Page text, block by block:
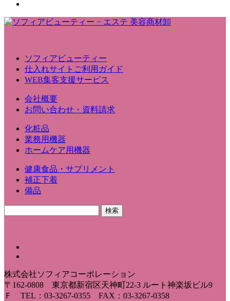
ソフィアビューティー
仕入れサイトご利用ガイド
WEB集客支援サービス
会社概要
お問い合わせ・資料請求
化粧品
業務用機器
ホームケア用機器
健康食品・サプリメント
補正下着
備品
株式会社ソフィアコーポレーション
〒162-0808 東京都新宿区天神町22-3 ルート神楽坂ビル9
Ｆ TEL：03-3267-0355 FAX：03-3267-0358